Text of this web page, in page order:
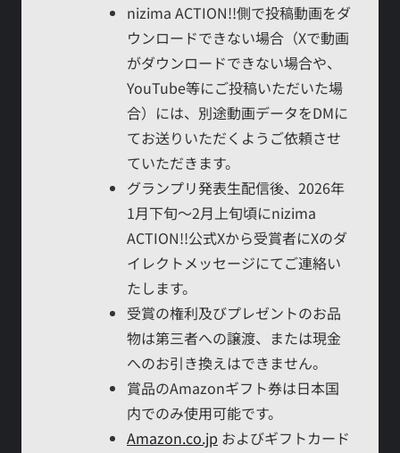
nizima ACTION!!側で投稿動画をダ
ウンロードできない場合（Xで動画
がダウンロードできない場合や、
YouTube等にご投稿いただいた場
合）には、別途動画データをDMに
てお送りいただくようご依頼させ
ていただきます。
グランプリ発表生配信後、2026年
1月下旬～2月上旬頃にnizima
ACTION!!公式Xから受賞者にXのダ
イレクトメッセージにてご連絡い
たします。
受賞の権利及びプレゼントのお品
物は第三者への譲渡、または現金
へのお引き換えはできません。
賞品のAmazonギフト券は日本国
内でのみ使用可能です。
Amazon.co.jp およびギフトカード